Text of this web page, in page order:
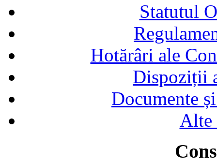
Statutul
Hotărâri ale
Dispoziții
Documente
Alte